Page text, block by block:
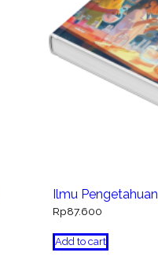
Ilmu
Rp87.600
Add to cart